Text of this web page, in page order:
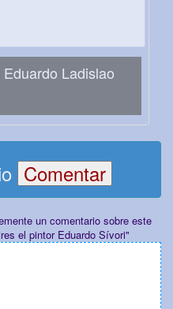
Ladislao
un comentario sobre este
el pintor Eduardo Sívori"